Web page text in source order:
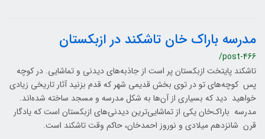
مدرسه باراک خان تاشکند در ازبکستان
/post-466
تاشکند پایتخت ازبکستان پر است از جاذبه‌های دیدنی و تماشایی. در کوچه
پس کوچه‌های تو در توی بخش قدیمی شهر که قدم بزنید آثار تاریخی زیادی
خواهید دید که بسیاری از آن‌ها به شکل مدرسه و مسجد ساخته شده‌اند.
مدرسه باراک‌خان یکی از تماشایی‌ترین دیدنی‌های ازبکستان است که یادگار
قرن شانزدهم میلادی و نوروز احمدخان، حاکم وقت تاشکند است.